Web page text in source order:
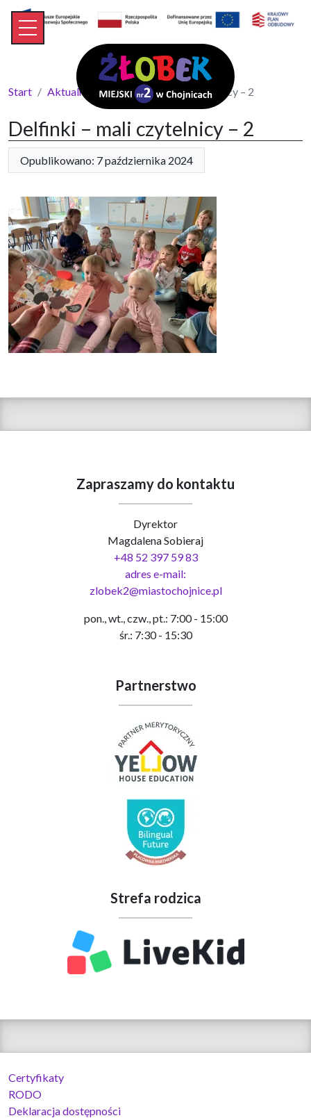
Start Aktualności Delfinki – mali czytelnicy – 2
Delfinki – mali czytelnicy – 2
Opublikowano: 7 października 2024
Zapraszamy do kontaktu
Dyrektor
Magdalena Sobieraj
+48 52 397 59 83
adres e-mail:
zlobek2@miastochojnice.pl
pon., wt., czw., pt.: 7:00 - 15:00
śr.: 7:30 - 15:30
Partnerstwo
Strefa rodzica
Certyfikaty
RODO
Deklaracja dostępności